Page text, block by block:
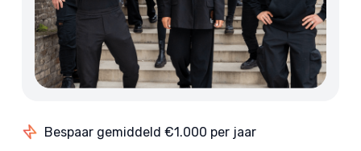
Bespaar gemiddeld €1.000 per jaar